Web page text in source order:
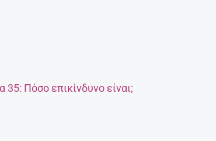
35: Πόσο επικίνδυνο είναι;